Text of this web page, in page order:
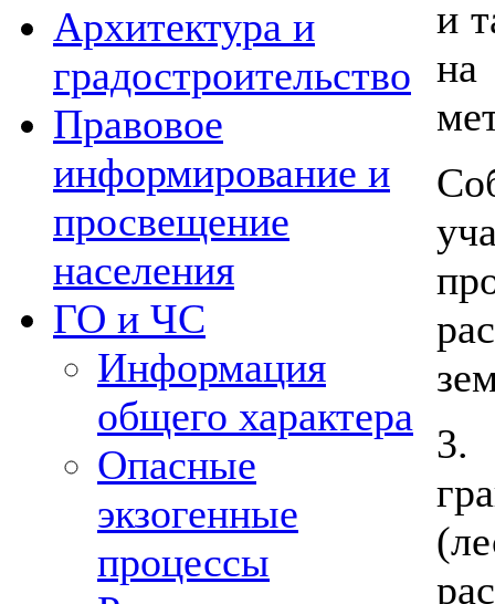
Архитектура и
градостроительство
Правовое
информирование и
просвещение
населения
ГО и ЧС
Информация
общего характера
Опасные
экзогенные
процессы
и
3.